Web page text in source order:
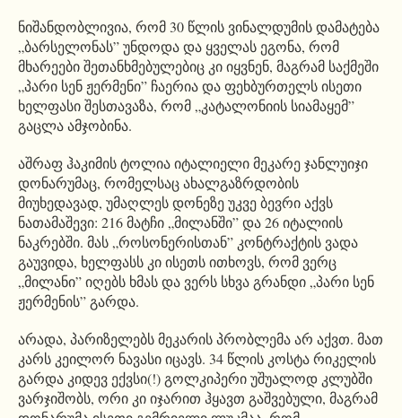
ნიშანდობლივია, რომ 30 წლის ვინალდუმის დამატება
„ბარსელონას” უნდოდა და ყველას ეგონა, რომ
მხარეები შეთანხმებულებიც კი იყვნენ, მაგრამ საქმეში
„პარი სენ ჟერმენი” ჩაერია და ფეხბურთელს ისეთი
ხელფასი შესთავაზა, რომ „კატალონიის სიამაყემ”
გაცლა ამჯობინა.
აშრაფ ჰაკიმის ტოლია იტალიელი მეკარე ჯანლუიჯი
დონარუმაც, რომელსაც ახალგაზრდობის
მიუხედავად, უმაღლეს დონეზე უკვე ბევრი აქვს
ნათამაშევი: 216 მატჩი „მილანში” და 26 იტალიის
ნაკრებში. მას „როსონერისთან” კონტრაქტის ვადა
გაუვიდა, ხელფასს კი ისეთს ითხოვს, რომ ვერც
„მილანი” იღებს ხმას და ვერს სხვა გრანდი „პარი სენ
ჟერმენის” გარდა.
არადა, პარიზელებს მეკარის პრობლემა არ აქვთ. მათ
კარს კეილორ ნავასი იცავს. 34 წლის კოსტა რიკელის
გარდა კიდევ ექვსი(!) გოლკიპერი უშუალოდ კლუბში
ვარჯიშობს, ორი კი იჯარით ჰყავთ გაშვებული, მაგრამ